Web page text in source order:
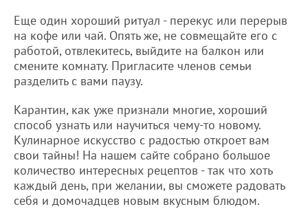
Еще один хороший ритуал - перекус или перерыв
на кофе или чай. Опять же, не совмещайте его с
работой, отвлекитесь, выйдите на балкон или
смените комнату. Пригласите членов семьи
разделить с вами паузу.
Карантин, как уже признали многие, хороший
способ узнать или научиться чему-то новому.
Кулинарное искусство с радостью откроет вам
свои тайны! На нашем сайте собрано большое
количество интересных рецептов - так что хоть
каждый день, при желании, вы сможете радовать
себя и домочадцев новым вкусным блюдом.